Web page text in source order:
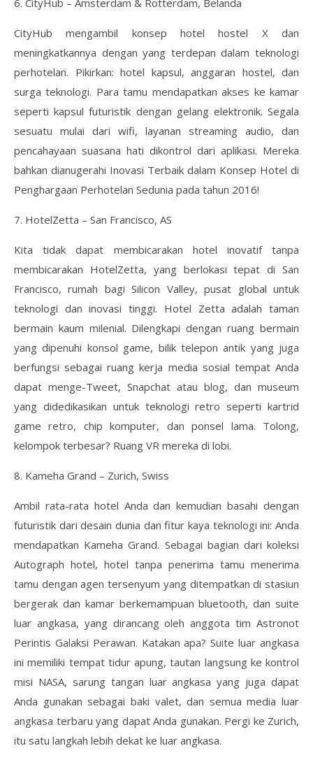
CityHub mengambil konsep hotel hostel X dan
meningkatkannya dengan yang terdepan dalam teknologi
perhotelan. Pikirkan: hotel kapsul, anggaran hostel, dan
surga teknologi. Para tamu mendapatkan akses ke kamar
seperti kapsul futuristik dengan gelang elektronik. Segala
sesuatu mulai dari wifi, layanan streaming audio, dan
pencahayaan suasana hati dikontrol dari aplikasi. Mereka
bahkan dianugerahi Inovasi Terbaik dalam Konsep Hotel di
Penghargaan Perhotelan Sedunia pada tahun 2016!
7. HotelZetta – San Francisco, AS
Kita tidak dapat membicarakan hotel inovatif tanpa
membicarakan HotelZetta, yang berlokasi tepat di San
Francisco, rumah bagi Silicon Valley, pusat global untuk
teknologi dan inovasi tinggi. Hotel Zetta adalah taman
bermain kaum milenial. Dilengkapi dengan ruang bermain
yang dipenuhi konsol game, bilik telepon antik yang juga
berfungsi sebagai ruang kerja media sosial tempat Anda
dapat menge-Tweet, Snapchat atau blog, dan museum
yang didedikasikan untuk teknologi retro seperti kartrid
game retro, chip komputer, dan ponsel lama. Tolong,
kelompok terbesar? Ruang VR mereka di lobi.
8. Kameha Grand – Zurich, Swiss
Ambil rata-rata hotel Anda dan kemudian basahi dengan
futuristik dari desain dunia dan fitur kaya teknologi ini: Anda
mendapatkan Kameha Grand. Sebagai bagian dari koleksi
Autograph hotel, hotel tanpa penerima tamu menerima
tamu dengan agen tersenyum yang ditempatkan di stasiun
bergerak dan kamar berkemampuan bluetooth, dan suite
luar angkasa, yang dirancang oleh anggota tim Astronot
Perintis Galaksi Perawan. Katakan apa? Suite luar angkasa
ini memiliki tempat tidur apung, tautan langsung ke kontrol
misi NASA, sarung tangan luar angkasa yang juga dapat
Anda gunakan sebagai baki valet, dan semua media luar
angkasa terbaru yang dapat Anda gunakan. Pergi ke Zurich,
itu satu langkah lebih dekat ke luar angkasa.